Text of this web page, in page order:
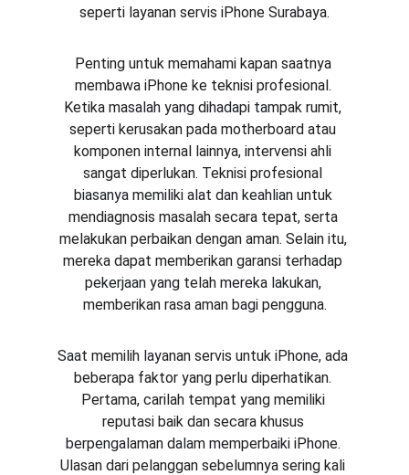
seperti layanan servis iPhone Surabaya.
Penting untuk memahami kapan saatnya
membawa iPhone ke teknisi profesional.
Ketika masalah yang dihadapi tampak rumit,
seperti kerusakan pada motherboard atau
komponen internal lainnya, intervensi ahli
sangat diperlukan. Teknisi profesional
biasanya memiliki alat dan keahlian untuk
mendiagnosis masalah secara tepat, serta
melakukan perbaikan dengan aman. Selain itu,
mereka dapat memberikan garansi terhadap
pekerjaan yang telah mereka lakukan,
memberikan rasa aman bagi pengguna.
Saat memilih layanan servis untuk iPhone, ada
beberapa faktor yang perlu diperhatikan.
Pertama, carilah tempat yang memiliki
reputasi baik dan secara khusus
berpengalaman dalam memperbaiki iPhone.
Ulasan dari pelanggan sebelumnya sering kali